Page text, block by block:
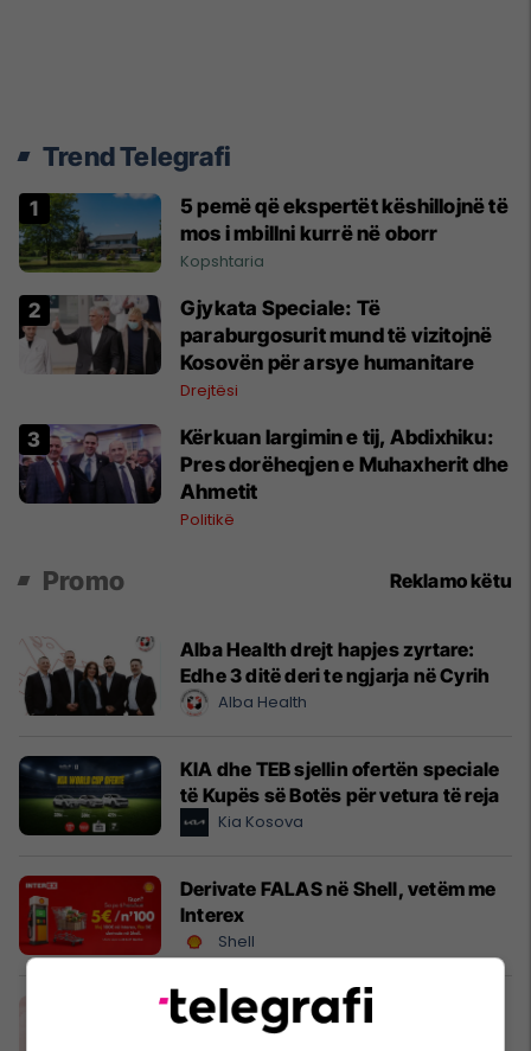
Trend Telegrafi
5 pemë që ekspertët këshillojnë të
mos i mbillni kurrë në oborr
Kopshtaria
​Gjykata Speciale: Të
paraburgosurit mund të vizitojnë
Kosovën për arsye humanitare
Drejtësi
Kërkuan largimin e tij, Abdixhiku:
Pres dorëheqjen e Muhaxherit dhe
Ahmetit
Politikë
Promo Reklamo këtu
Alba Health drejt hapjes zyrtare:
Edhe 3 ditë deri te ngjarja në Cyrih
Alba Health
KIA dhe TEB sjellin ofertën speciale
të Kupës së Botës për vetura të reja
Kia Kosova
Derivate FALAS në Shell, vetëm me
Interex
Shell
Biberi i kuq ‘’Besiana’’ sjell aromën
tradicionale në çdo recetë familjare